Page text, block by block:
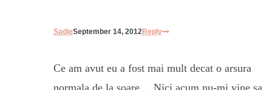
SadieSeptember 14, 2012Reply
Ce am avut eu a fost mai mult decat o arsura
normala de la soare… Nici acum nu-mi vine sa